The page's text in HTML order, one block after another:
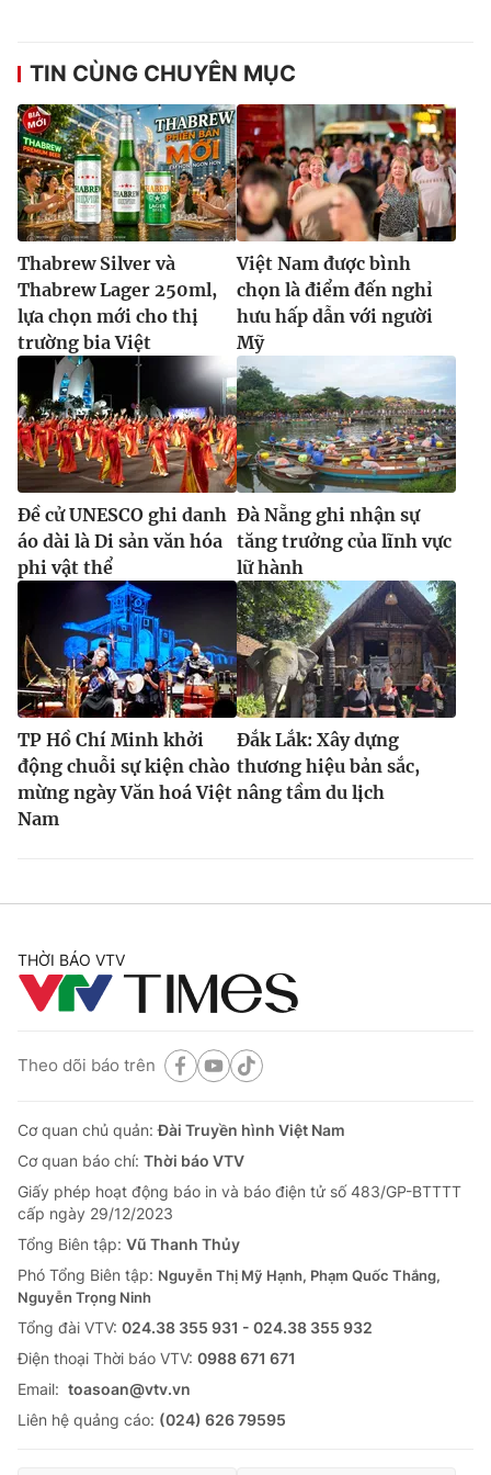
THỜI BÁO VTV
Theo dõi báo trên
Cơ quan chủ quản: Đài Truyền hình Việt Nam
Cơ quan báo chí: Thời báo VTV
Giấy phép hoạt động báo in và báo điện tử số 483/GP-BTTTT
cấp ngày 29/12/2023
Tổng Biên tập:
Vũ Thanh Thủy
Phó Tổng Biên tập:Nguyễn Thị Mỹ Hạnh, Phạm Quốc Thắng,
Nguyễn Trọng Ninh
Tổng đài VTV:024.38 355 931 - 024.38 355 932
Ðiện thoại Thời báo VTV:
024.66 897 897
Email:toasoan@vtv.vn
Liên hệ quảng cáo:
024-7300.7108
TIN CÙNG CHUYÊN MỤC
Thabrew Silver và
Thabrew Lager 250ml,
lựa chọn mới cho thị
trường bia Việt
Việt Nam được bình
chọn là điểm đến nghỉ
hưu hấp dẫn với người
Mỹ
Đề cử UNESCO ghi danh
áo dài là Di sản văn hóa
phi vật thể
Đà Nẵng ghi nhận sự
tăng trưởng của lĩnh vực
lữ hành
TP Hồ Chí Minh khởi
động chuỗi sự kiện chào
mừng ngày Văn hoá Việt
Nam
Đắk Lắk: Xây dựng
thương hiệu bản sắc,
nâng tầm du lịch
THỜI BÁO VTV
Theo dõi báo trên
Cơ quan chủ quản:Đài Truyền hình Việt Nam
Cơ quan báo chí: Thời báo VTV
Giấy phép hoạt động báo in và báo điện tử số 483/GP-BTTTT
cấp ngày 29/12/2023
Tổng Biên tập: Vũ Thanh Thủy
Phó Tổng Biên tập: Nguyễn Thị Mỹ Hạnh, Phạm Quốc Thắng,
Nguyễn Trọng Ninh
Tổng đài VTV: 024.38 355 931 - 024.38 355 932
Ðiện thoại Thời báo VTV: 0988 671 671
Email: toasoan@vtv.vn
Liên hệ quảng cáo: (024) 626 79595